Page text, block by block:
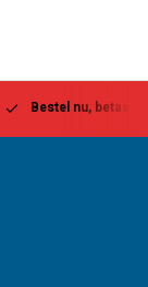
Bestel nu, betaal